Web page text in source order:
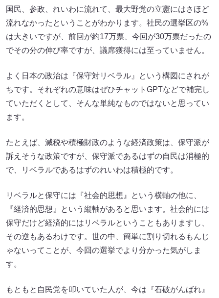
国民、参政、れいわに流れて、最大野党の立憲にはさほど
流れなかったということがわかります。社民の選挙区の%
は大きいですが、前回が約17万票、今回が30万票だったの
でその分の伸び率ですが、議席獲得には至っていません。
よく日本の政治は『保守対リベラル』という構図にされが
ちです。それぞれの意味はぜひチャットGPTなどで補完し
ていただくとして、そんな単純なものではないと思ってい
ます。
たとえば、減税や積極財政のような経済政策は、保守派が
訴えそうな政策ですが、保守派であるはずの自民は消極的
で、リベラルであるはずのれいわは積極的です。
リベラルと保守には『社会的思想』という横軸の他に、
『経済的思想』という縦軸があると思います。社会的には
保守だけど経済的にはリベラルということもありますし、
その逆もあるわけです。世の中、簡単に割り切れるもんじ
ゃないってことが、今回の選挙でより分かった気がしま
す。
もともと自民党を叩いていた人が、今は『石破がんばれ』